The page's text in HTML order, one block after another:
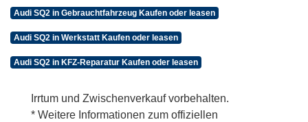
Audi SQ2 in Gebrauchtfahrzeug Kaufen oder leasen
Audi SQ2 in Werkstatt Kaufen oder leasen
Audi SQ2 in KFZ-Reparatur Kaufen oder leasen
Irrtum und Zwischenverkauf vorbehalten.
* Weitere Informationen zum offiziellen